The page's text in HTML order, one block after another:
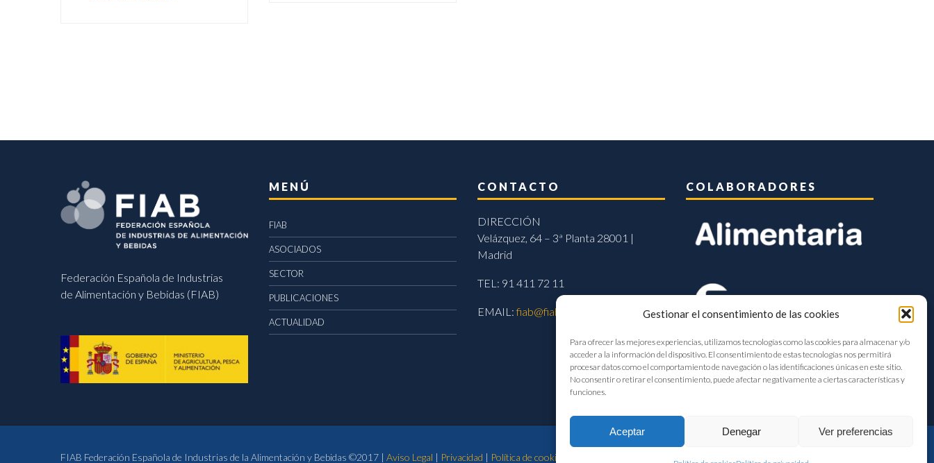
Gestionar el consentimiento de las cookies
Para ofrecer las mejores experiencias, utilizamos tecnologías como las cookies para almacenar y/o
acceder a la información del dispositivo. El consentimiento de estas tecnologías nos permitirá
procesar datos como el comportamiento de navegación o las identificaciones únicas en este sitio.
No consentir o retirar el consentimiento, puede afectar negativamente a ciertas características y
funciones.
Aceptar Denegar Ver preferencias
Federación Española de Industrias
de Alimentación y Bebidas (FIAB)
MENÚ
FIAB
ASOCIADOS
SECTOR
PUBLICACIONES
ACTUALIDAD
CONTACTO
DIRECCIÓN
Velázquez, 64 – 3ª Planta 28001 |
Madrid
TEL: 91 411 72 11
EMAIL:fiab@fiab.es
COLABORADORES
FIAB Federación Española de Industrias de la Alimentación y Bebidas ©2017 | Aviso Legal | Privacidad | Política de cookies